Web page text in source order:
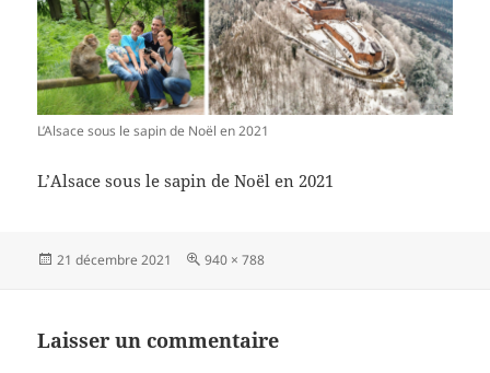
L’Alsace sous le sapin de Noël en 2021
L’Alsace sous le sapin de Noël en 2021
Publié
21 décembre 2021
Taille
940 × 788
Laisser un commentaire